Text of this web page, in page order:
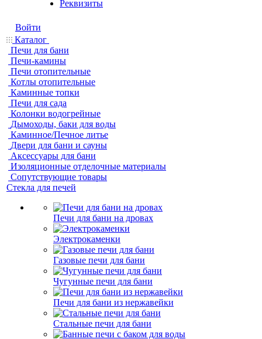
Реквизиты
Войти
Каталог
Печи для бани
Печи-камины
Печи отопительные
Котлы отопительные
Каминные топки
Печи для сада
Колонки водогрейные
Дымоходы, баки для воды
Каминное/Печное литье
Двери для бани и сауны
Аксессуары для бани
Изоляционные отделочные материалы
Сопутствующие товары
Стекла для печей
Печи для бани на дровах
Электрокаменки
Газовые печи для бани
Чугунные печи для бани
Печи для бани из нержавейки
Стальные печи для бани